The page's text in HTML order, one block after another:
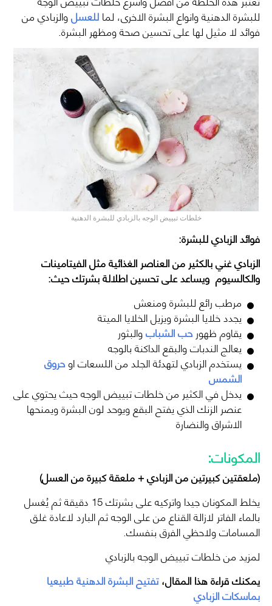
للبشرة الدهنية وانواع البشرة الاخرى، لماللعسلوالزبادي من
فوائد لا مثيل لها على تحسين صحة ومظهر البشرة.
خلطات تبييض الوجه بالزبادي للبشرة الدهنية
فوائد الزبادي للبشرة:
الزبادي غني بالكثير من العناصر الغذائية مثل الفيتامينات
والكالسيوم ويساعد على تحسين اطلالة بشرتك حيث:
مرطب رائع للبشرة ومنعش
يجدد خلايا البشرة ويزيل الخلايا الميتة
يقاوم ظهور حب الشبابوالبثور
يعالج الندبات والبقع الداكنة بالوجه
يستخدم الزبادي لتهدئة الجلد من اللسعات اوحروق
الشمس
يدخل في الكثير من خلطات تبييض الوجه حيث يحتوي على
عنصر الزنك الذي يفتح البقع ويوحد لون البشرة ويمنحها
الاشراق والنضارة
المكونات:
(ملعقتين كبيرتين من الزبادي + ملعقة كبيرة من العسل)
يخلط المكونان جيدا واتركيه على بشرتك 15 دقيقة ثم يُغسل
بالماء الفاتر لازالة القناع من على الوجه ثم البارد لاعادة غلق
المسامات ولاحظي الفرق بنفسك.
لمزيد من خلطات تبييض الوجه بالزبادي
يمكنك قراءة هذا المقال،تفتيح البشرة الدهنية طبيعيا
بماسكات الزبادي